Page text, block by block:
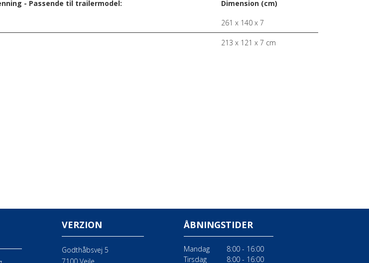
- Passende til trailermodel: Dimension (cm)
261 x 140 x 7
213 x 121 x 7 cm
VERZION
Godthåbsvej 5
ÅBNINGSTIDER
Mandag
8:00 - 16:00
Tirsdag
8:00 - 16:00